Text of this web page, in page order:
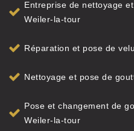
Entreprise de nettoyage
Weiler-la-tour
Réparation et pose de
Nettoyage et pose de
Pose et changement de
Weiler-la-tour